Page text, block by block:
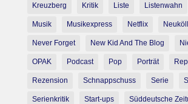
Kreuzberg Kritik Liste Listenwahn
Musik Musikexpress Netflix
Never Forget New Kid And The Blog
OPAK Podcast Pop Porträt
Rezension Schnappschuss Serie
Serienkritik Start-ups Süddeutsche